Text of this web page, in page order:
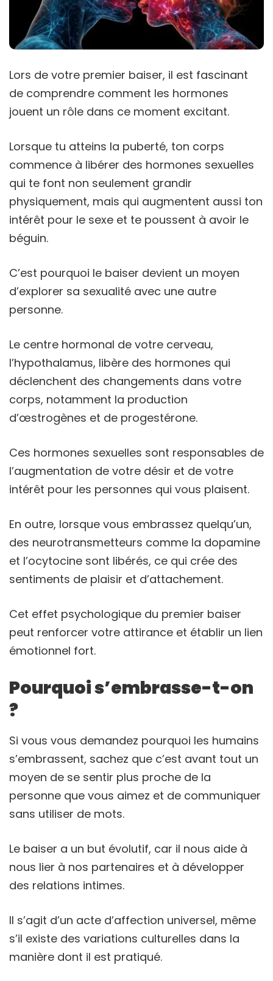
Lors de votre premier baiser, il est fascinant
de comprendre comment les hormones
jouent un rôle dans ce moment excitant.
Lorsque tu atteins la puberté, ton corps
commence à libérer des hormones sexuelles
qui te font non seulement grandir
physiquement, mais qui augmentent aussi ton
intérêt pour le sexe et te poussent à avoir le
béguin.
C’est pourquoi le baiser devient un moyen
d’explorer sa sexualité avec une autre
personne.
Le centre hormonal de votre cerveau,
l’hypothalamus, libère des hormones qui
déclenchent des changements dans votre
corps, notamment la production
d’œstrogènes et de progestérone.
Ces hormones sexuelles sont responsables de
l’augmentation de votre désir et de votre
intérêt pour les personnes qui vous plaisent.
En outre, lorsque vous embrassez quelqu’un,
des neurotransmetteurs comme la dopamine
et l’ocytocine sont libérés, ce qui crée des
sentiments de plaisir et d’attachement.
Cet effet psychologique du premier baiser
peut renforcer votre attirance et établir un lien
émotionnel fort.
Pourquoi s’embrasse-t-on
?
Si vous vous demandez pourquoi les humains
s’embrassent, sachez que c’est avant tout un
moyen de se sentir plus proche de la
personne que vous aimez et de communiquer
sans utiliser de mots.
Le baiser a un but évolutif, car il nous aide à
nous lier à nos partenaires et à développer
des relations intimes.
Il s’agit d’un acte d’affection universel, même
s’il existe des variations culturelles dans la
manière dont il est pratiqué.